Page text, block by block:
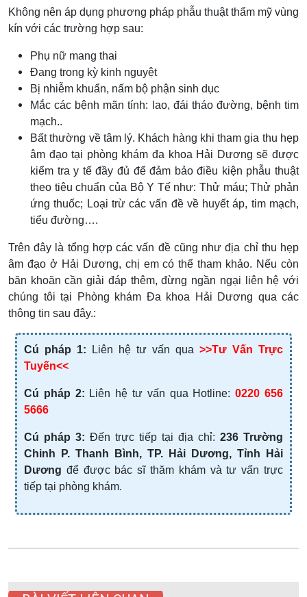
Không nên áp dụng phương pháp phẫu thuật thẩm mỹ vùng
kín với các trường hợp sau:
Phụ nữ mang thai
Đang trong kỳ kinh nguyệt
Bị nhiễm khuẩn, nấm bộ phận sinh dục
Mắc các bệnh mãn tính: lao, đái tháo đường, bệnh tim
mạch..
Bất thường về tâm lý. Khách hàng khi tham gia thu hẹp
âm đạo tại phòng khám đa khoa Hải Dương sẽ được
kiểm tra y tế đầy đủ để đảm bảo điều kiện phẫu thuật
theo tiêu chuẩn của Bộ Y Tế như: Thử máu; Thử phản
ứng thuốc; Loại trừ các vấn đề về huyết áp, tim mạch,
tiểu đường….
Trên đây là tổng hợp các vấn đề cũng như địa chỉ thu hẹp
âm đạo ở Hải Dương, chị em có thể tham khảo. Nếu còn
băn khoăn cần giải đáp thêm, đừng ngần ngại liên hệ với
chúng tôi tại Phòng khám Đa khoa Hải Dương qua các
thông tin sau đây.:
Cú pháp 1: Liên hệ tư vấn qua >>Tư Vấn Trực
Tuyến<<
Cú pháp 2: Liên hệ tư vấn qua Hotline:0220 656
5666
Cú pháp 3: Đến trực tiếp tại địa chỉ: 236 Trường
Chinh P. Thanh Bình, TP. Hải Dương, Tỉnh Hải
Dương để được bác sĩ thăm khám và tư vấn trực
tiếp tại phòng khám.